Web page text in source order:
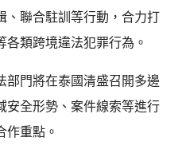
、聯合駐訓等行動，合力打
類跨境違法犯罪行為。
部門將在泰國清盛召開多邊
安全形勢、案件線索等進行
作重點。